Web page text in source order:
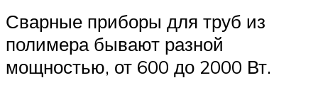
Сварные приборы для труб из
полимера бывают разной
мощностью, от 600 до 2000 Вт.